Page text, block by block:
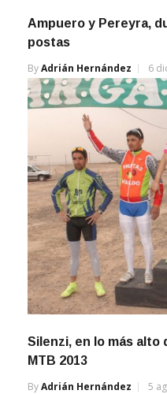
Ampuero y Pereyra,
postas
ByAdrián Hernández 6
Silenzi, en lo más alto
MTB 2013
ByAdrián Hernández 5